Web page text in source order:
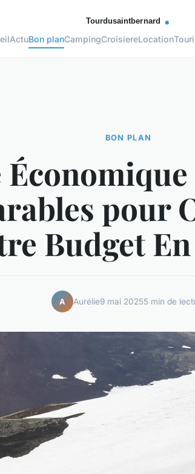
ActuBon planCampingCroisiereLocation
BON PLAN
pour
Budget En
A Aurélie9 mai 20255 min de